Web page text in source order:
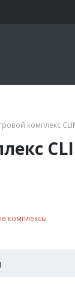
комплекс
комплексы